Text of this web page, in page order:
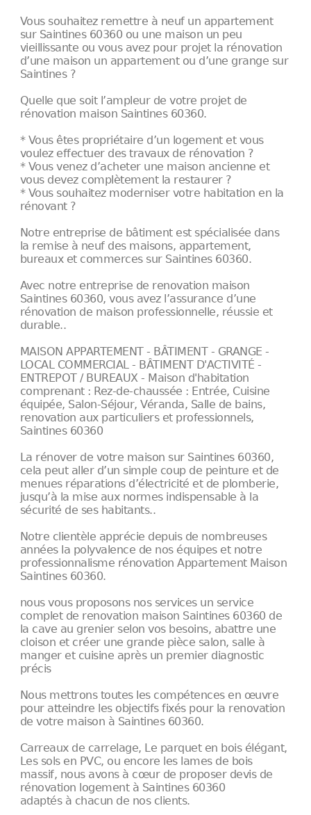
Vous souhaitez remettre à neuf un appartement
sur Saintines 60360 ou une maison un peu
vieillissante ou vous avez pour projet la rénovation
d’une maison un appartement ou d’une grange sur
Saintines ?
Quelle que soit l’ampleur de votre projet de
rénovation maison Saintines 60360.
* Vous êtes propriétaire d’un logement et vous
voulez effectuer des travaux de rénovation ?
* Vous venez d’acheter une maison ancienne et
vous devez complètement la restaurer ?
* Vous souhaitez moderniser votre habitation en la
rénovant ?
Notre entreprise de bâtiment est spécialisée dans
la remise à neuf des maisons, appartement,
bureaux et commerces sur Saintines 60360.
Avec notre entreprise de renovation maison
Saintines 60360, vous avez l’assurance d’une
rénovation de maison professionnelle, réussie et
durable..
MAISON APPARTEMENT - BÂTIMENT - GRANGE -
LOCAL COMMERCIAL - BÂTIMENT D'ACTIVITÉ -
ENTREPOT / BUREAUX - Maison d'habitation
comprenant : Rez-de-chaussée : Entrée, Cuisine
équipée, Salon-Séjour, Véranda, Salle de bains,
renovation aux particuliers et professionnels,
Saintines 60360
La rénover de votre maison sur Saintines 60360,
cela peut aller d’un simple coup de peinture et de
menues réparations d’électricité et de plomberie,
jusqu’à la mise aux normes indispensable à la
sécurité de ses habitants..
Notre clientèle apprécie depuis de nombreuses
années la polyvalence de nos équipes et notre
professionnalisme rénovation Appartement Maison
Saintines 60360.
nous vous proposons nos services un service
complet de renovation maison Saintines 60360 de
la cave au grenier selon vos besoins, abattre une
cloison et créer une grande pièce salon, salle à
manger et cuisine après un premier diagnostic
précis
Nous mettrons toutes les compétences en œuvre
pour atteindre les objectifs fixés pour la renovation
de votre maison à Saintines 60360.
Carreaux de carrelage, Le parquet en bois élégant,
Les sols en PVC, ou encore les lames de bois
massif, nous avons à cœur de proposer devis de
rénovation logement à Saintines 60360
adaptés à chacun de nos clients.